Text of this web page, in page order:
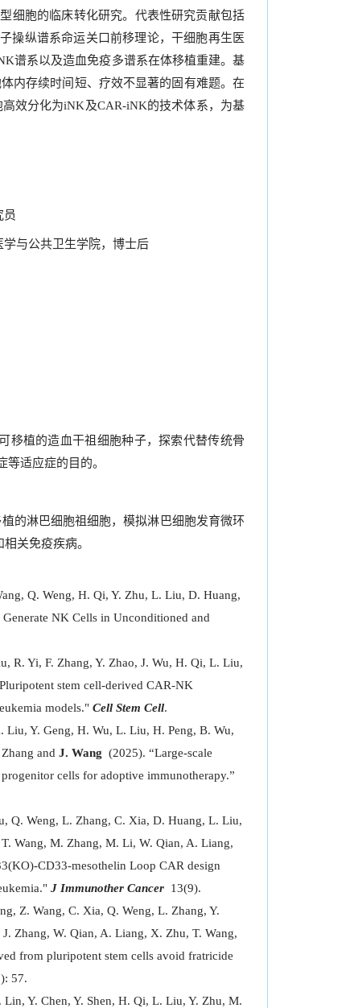
细胞的临床转化研究。代表性研究贡献包括
操纵谱系命运关口前移理论，干细胞再生医
谱系以及造血免疫多谱系在体移植重建。基
内存续时间短、疗效不显著的固有难题。在
效分化为iNK及CAR-iNK的技术体系，为基
员
与公共卫生学院，博士后
移植的造血干祖细胞种子，探索代替传统骨
适应症的目的。
的淋巴细胞祖细胞，模拟淋巴细胞发育微环
关免疫疾病。
Q. Weng, H. Qi, Y. Zhu, L. Liu, D. Huang,
NK Cells in Unconditioned and
R. Yi, F. Zhang, Y. Zhao, J. Wu, H. Qi, L. Liu,
stem cell-derived CAR-NK
models." Cell Stem Cell.
Liu, Y. Geng, H. Wu, L. Liu, H. Peng, B. Wu,
and J. Wang (2025). “Large-scale
cells for adoptive immunotherapy.”
Q. Weng, L. Zhang, C. Xia, D. Huang, L. Liu,
Wang, M. Zhang, M. Li, W. Qian, A. Liang,
CD33-mesothelin Loop CAR design
J Immunother Cancer13(9).
Z. Wang, C. Xia, Q. Weng, L. Zhang, Y.
Zhang, W. Qian, A. Liang, X. Zhu, T. Wang,
from pluripotent stem cells avoid fratricide
57.
Y. Chen, Y. Shen, H. Qi, L. Liu, Y. Zhu, M.